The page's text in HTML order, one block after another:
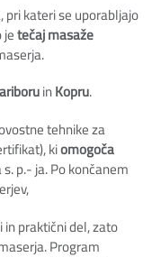
kateri se uporabljajo
tečaj masaže
inKopru.
tehnike za
kiomogoča
p.- ja. Po končanem
praktični del, zato
Program